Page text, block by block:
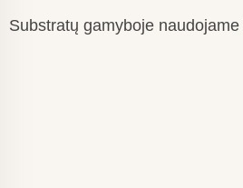
Substratų gamyboje